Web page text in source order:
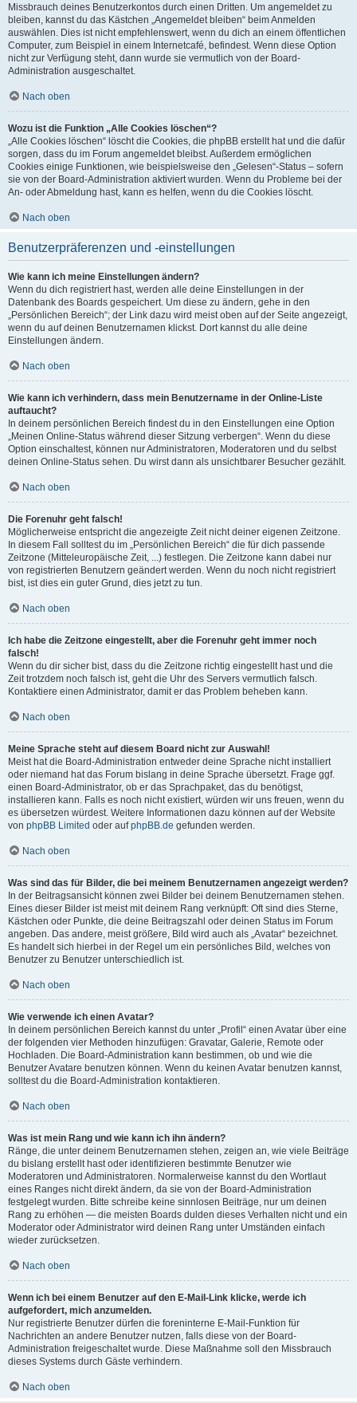
Missbrauch deines Benutzerkontos durch einen Dritten. Um angemeldet zu
bleiben, kannst du das Kästchen „Angemeldet bleiben“ beim Anmelden
auswählen. Dies ist nicht empfehlenswert, wenn du dich an einem öffentlichen
Computer, zum Beispiel in einem Internetcafé, befindest. Wenn diese Option
nicht zur Verfügung steht, dann wurde sie vermutlich von der Board-
Administration ausgeschaltet.
Nach oben
Wozu ist die Funktion „Alle Cookies löschen“?
„Alle Cookies löschen“ löscht die Cookies, die phpBB erstellt hat und die dafür
sorgen, dass du im Forum angemeldet bleibst. Außerdem ermöglichen
Cookies einige Funktionen, wie beispielsweise den „Gelesen“-Status – sofern
sie von der Board-Administration aktiviert wurden. Wenn du Probleme bei der
An- oder Abmeldung hast, kann es helfen, wenn du die Cookies löscht.
Nach oben
Benutzerpräferenzen und -einstellungen
Wie kann ich meine Einstellungen ändern?
Wenn du dich registriert hast, werden alle deine Einstellungen in der
Datenbank des Boards gespeichert. Um diese zu ändern, gehe in den
„Persönlichen Bereich“; der Link dazu wird meist oben auf der Seite angezeigt,
wenn du auf deinen Benutzernamen klickst. Dort kannst du alle deine
Einstellungen ändern.
Nach oben
Wie kann ich verhindern, dass mein Benutzername in der Online-Liste
auftaucht?
In deinem persönlichen Bereich findest du in den Einstellungen eine Option
„Meinen Online-Status während dieser Sitzung verbergen“. Wenn du diese
Option einschaltest, können nur Administratoren, Moderatoren und du selbst
deinen Online-Status sehen. Du wirst dann als unsichtbarer Besucher gezählt.
Nach oben
Die Forenuhr geht falsch!
Möglicherweise entspricht die angezeigte Zeit nicht deiner eigenen Zeitzone.
In diesem Fall solltest du im „Persönlichen Bereich“ die für dich passende
Zeitzone (Mitteleuropäische Zeit, ...) festlegen. Die Zeitzone kann dabei nur
von registrierten Benutzern geändert werden. Wenn du noch nicht registriert
bist, ist dies ein guter Grund, dies jetzt zu tun.
Nach oben
Ich habe die Zeitzone eingestellt, aber die Forenuhr geht immer noch
falsch!
Wenn du dir sicher bist, dass du die Zeitzone richtig eingestellt hast und die
Zeit trotzdem noch falsch ist, geht die Uhr des Servers vermutlich falsch.
Kontaktiere einen Administrator, damit er das Problem beheben kann.
Nach oben
Meine Sprache steht auf diesem Board nicht zur Auswahl!
Meist hat die Board-Administration entweder deine Sprache nicht installiert
oder niemand hat das Forum bislang in deine Sprache übersetzt. Frage ggf.
einen Board-Administrator, ob er das Sprachpaket, das du benötigst,
installieren kann. Falls es noch nicht existiert, würden wir uns freuen, wenn du
es übersetzen würdest. Weitere Informationen dazu können auf der Website
von phpBB Limited oder aufphpBB.de gefunden werden.
Nach oben
Was sind das für Bilder, die bei meinem Benutzernamen angezeigt werden?
In der Beitragsansicht können zwei Bilder bei deinem Benutzernamen stehen.
Eines dieser Bilder ist meist mit deinem Rang verknüpft: Oft sind dies Sterne,
Kästchen oder Punkte, die deine Beitragszahl oder deinen Status im Forum
angeben. Das andere, meist größere, Bild wird auch als „Avatar“ bezeichnet.
Es handelt sich hierbei in der Regel um ein persönliches Bild, welches von
Benutzer zu Benutzer unterschiedlich ist.
Nach oben
Wie verwende ich einen Avatar?
In deinem persönlichen Bereich kannst du unter „Profil“ einen Avatar über eine
der folgenden vier Methoden hinzufügen: Gravatar, Galerie, Remote oder
Hochladen. Die Board-Administration kann bestimmen, ob und wie die
Benutzer Avatare benutzen können. Wenn du keinen Avatar benutzen kannst,
solltest du die Board-Administration kontaktieren.
Nach oben
Was ist mein Rang und wie kann ich ihn ändern?
Ränge, die unter deinem Benutzernamen stehen, zeigen an, wie viele Beiträge
du bislang erstellt hast oder identifizieren bestimmte Benutzer wie
Moderatoren und Administratoren. Normalerweise kannst du den Wortlaut
eines Ranges nicht direkt ändern, da sie von der Board-Administration
festgelegt wurden. Bitte schreibe keine sinnlosen Beiträge, nur um deinen
Rang zu erhöhen — die meisten Boards dulden dieses Verhalten nicht und ein
Moderator oder Administrator wird deinen Rang unter Umständen einfach
wieder zurücksetzen.
Nach oben
Wenn ich bei einem Benutzer auf den E-Mail-Link klicke, werde ich
aufgefordert, mich anzumelden.
Nur registrierte Benutzer dürfen die foreninterne E-Mail-Funktion für
Nachrichten an andere Benutzer nutzen, falls diese von der Board-
Administration freigeschaltet wurde. Diese Maßnahme soll den Missbrauch
dieses Systems durch Gäste verhindern.
Nach oben